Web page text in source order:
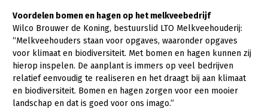
Natuur, klimaat en energie
Bodem en water
Platteland en omgeving
Mens, ondernemerschap en onderwijs
Internationaal
Voordelen bomen en hagen op het melkveebedrijf
Wilco Brouwer de Koning, bestuurslid LTO Melkveehouderij:
“Melkveehouders staan voor opgaves, waaronder opgaves
voor klimaat en biodiversiteit. Met bomen en hagen kunnen zij
hierop inspelen. De aanplant is immers op veel bedrijven
relatief eenvoudig te realiseren en het draagt bij aan klimaat
en biodiversiteit. Bomen en hagen zorgen voor een mooier
landschap en dat is goed voor ons imago.”